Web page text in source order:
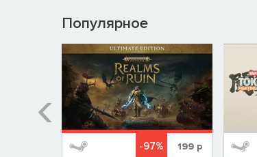
Популярное
-97% 199р